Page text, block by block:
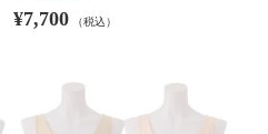
¥7,700 （税込）